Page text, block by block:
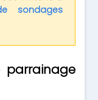
sondages